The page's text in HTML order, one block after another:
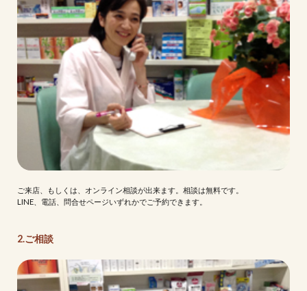
ご来店、もしくは、オンライン相談が出来ます。相談は無料です。
LINE、電話、問合せページいずれかでご予約できます。
2.ご相談